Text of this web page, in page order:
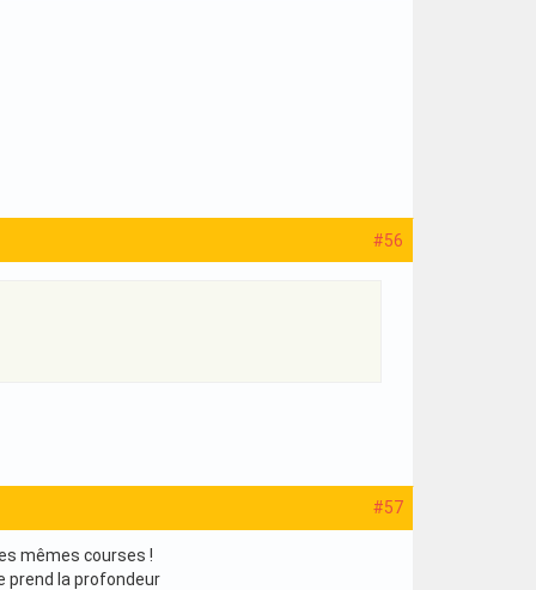
#56
#57
mêmes courses !
prend la profondeur